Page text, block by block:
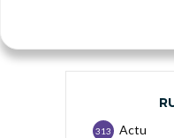
Actu
313